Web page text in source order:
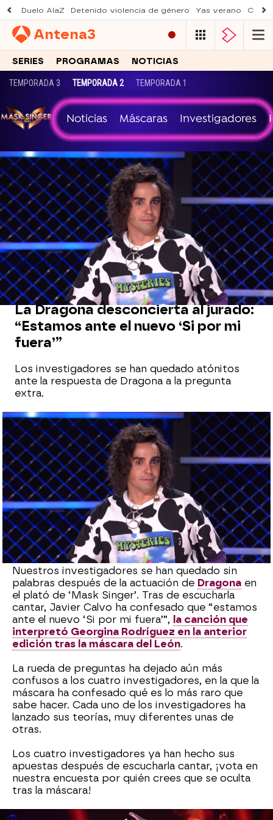
Duelo AlaZ Detenido violencia de género Yas verano
Antena3
SERIES PROGRAMAS NOTICIAS
TEMPORADA 3 TEMPORADA 2 TEMPORADA 1
Noticias Máscaras Investigadores
Antena 3 » Programas » Mask Singer » Temporada 2 »
Máscaras » Dragona
VALORACIONES | PROGRAMA 2
La Dragona desconcierta al jurado:
“Estamos ante el nuevo ‘Si por mi
fuera’”
Los investigadores se han quedado atónitos
ante la respuesta de Dragona a la pregunta
extra.
Todas las pistas de la Dragona de Mask
Singer 2
antena3.com
Madrid
Publicado:31 de mayo de 2021, 23:33
WhatsappFacebook
X Flipboard
Nuestros investigadores se han quedado sin
palabras después de la actuación de Dragona en
el plató de ‘Mask Singer’. Tras de escucharla
cantar, Javier Calvo ha confesado que “estamos
ante el nuevo ‘Si por mi fuera’”, la canción que
interpretó Georgina Rodríguez en la anterior
edición tras la máscara del León.
La rueda de preguntas ha dejado aún más
confusos a los cuatro investigadores, en la que la
máscara ha confesado qué es lo más raro que
sabe hacer. Cada uno de los investigadores ha
lanzado sus teorías, muy diferentes unas de
otras.
Los cuatro investigadores ya han hecho sus
apuestas después de escucharla cantar, ¡vota en
nuestra encuesta por quién crees que se oculta
tras la máscara!